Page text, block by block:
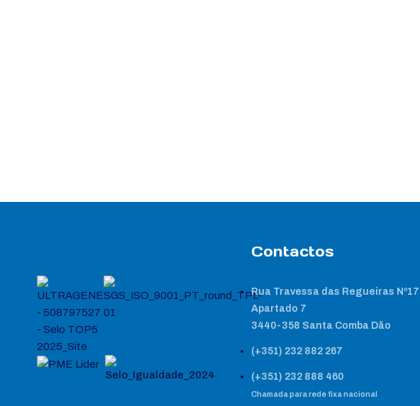
Contactos
Rua Travessa das Regueiras Nº17
Apartado 7
3440-358 Santa Comba Dão
(+351) 232 882 267
(+351) 232 888 460
Chamada para rede fixa nacional